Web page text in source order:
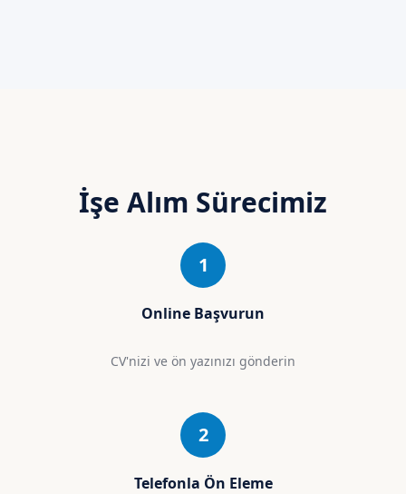
İşe Alım Sürecimiz
1
Online Başvurun
CV'nizi ve ön yazınızı gönderin
2
Telefonla Ön Eleme